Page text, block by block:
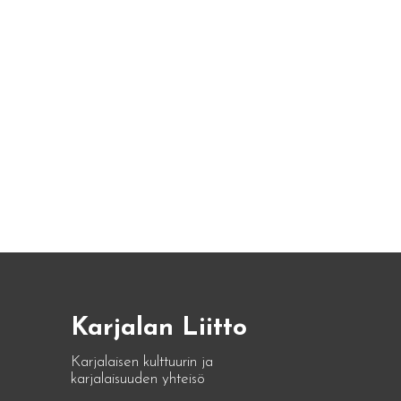
Karjalan Liitto
Karjalaisen kulttuurin ja
karjalaisuuden yhteisö